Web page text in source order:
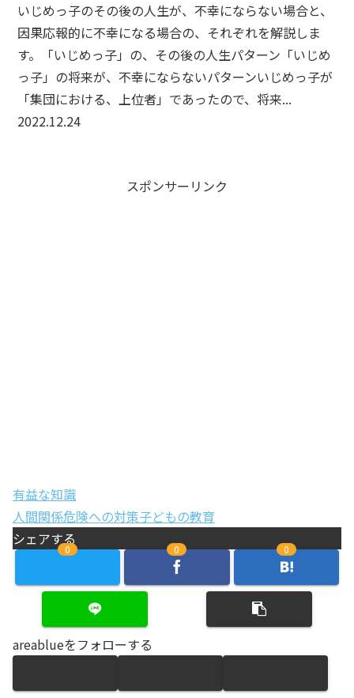
いじめっ子のその後の人生が、不幸にならない場合と、
因果応報的に不幸になる場合の、それぞれを解説しま
す。「いじめっ子」の、その後の人生パターン「いじめ
っ子」の将来が、不幸にならないパターンいじめっ子が
「集団における、上位者」であったので、将来...
2022.12.24
スポンサーリンク
有益な知識
人間関係危険への対策子どもの教育
シェアする
0 0 0
areablueをフォローする